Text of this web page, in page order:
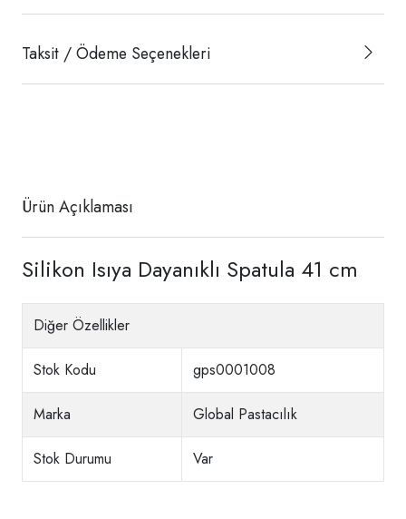
Taksit / Ödeme Seçenekleri
Ürün Açıklaması
Silikon Isıya Dayanıklı Spatula 41 cm
Diğer Özellikler
Stok Kodu gps0001008
Marka Global Pastacılık
Stok Durumu Var